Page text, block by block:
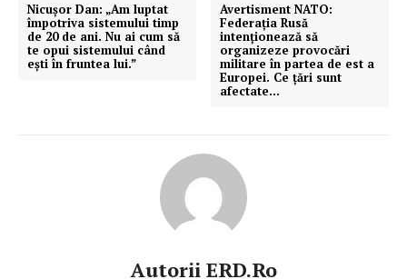
Nicușor Dan: „Am luptat
împotriva sistemului timp
de 20 de ani. Nu ai cum să
te opui sistemului când
ești în fruntea lui.”
Avertisment NATO:
Federația Rusă
intenționează să
organizeze provocări
militare în partea de est a
Europei. Ce țări sunt
afectate…
Autorii ERD.ro